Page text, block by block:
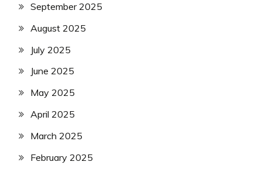
September 2025
August 2025
July 2025
June 2025
May 2025
April 2025
March 2025
February 2025